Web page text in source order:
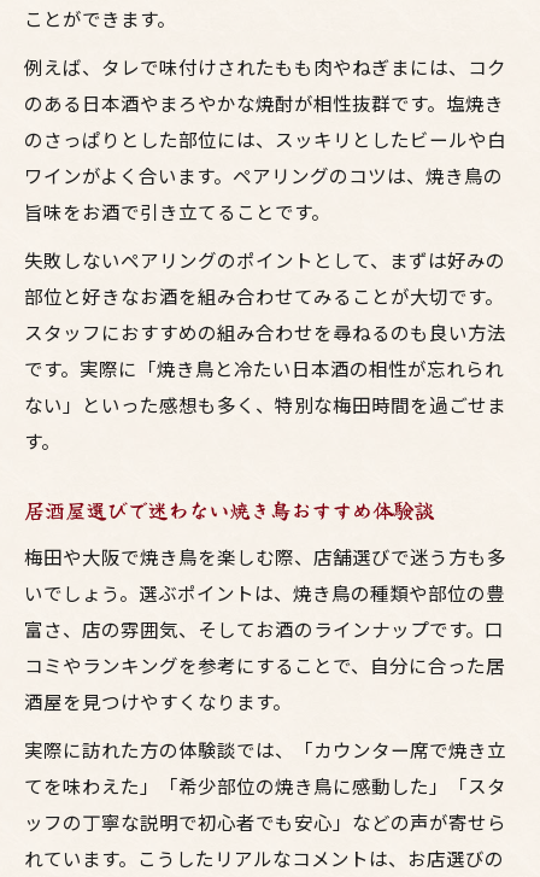
紹介
大阪焼鳥の人気ランキング最新トレンド解
説
居酒屋で味わう希少部位と焼き鳥の魅力比
較
焼鳥好き必見！おすすめ部位ランキングの
お酒に合う焼き鳥人気部位を徹底リサーチ
ことができます。
例えば、タレで味付けされたもも肉やねぎまには、コク
のある日本酒やまろやかな焼酎が相性抜群です。塩焼き
のさっぱりとした部位には、スッキリとしたビールや白
ワインがよく合います。ペアリングのコツは、焼き鳥の
旨味をお酒で引き立てることです。
失敗しないペアリングのポイントとして、まずは好みの
部位と好きなお酒を組み合わせてみることが大切です。
スタッフにおすすめの組み合わせを尋ねるのも良い方法
です。実際に「焼き鳥と冷たい日本酒の相性が忘れられ
ない」といった感想も多く、特別な梅田時間を過ごせま
す。
居酒屋選びで迷わない焼き鳥おすすめ体験談
梅田や大阪で焼き鳥を楽しむ際、店舗選びで迷う方も多
いでしょう。選ぶポイントは、焼き鳥の種類や部位の豊
富さ、店の雰囲気、そしてお酒のラインナップです。口
コミやランキングを参考にすることで、自分に合った居
酒屋を見つけやすくなります。
実際に訪れた方の体験談では、「カウンター席で焼き立
てを味わえた」「希少部位の焼き鳥に感動した」「スタ
ッフの丁寧な説明で初心者でも安心」などの声が寄せら
れています。こうしたリアルなコメントは、お店選びの